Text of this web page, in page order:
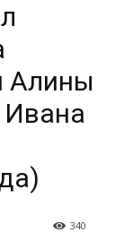
Алины
Ивана
340